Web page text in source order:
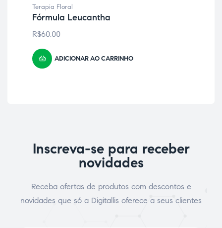
Terapia Floral
Fórmula Leucantha
R$60,00
ADICIONAR AO CARRINHO
Inscreva-se para receber
novidades
Receba ofertas de produtos com descontos e
novidades que só a Digitallis oferece a seus clientes